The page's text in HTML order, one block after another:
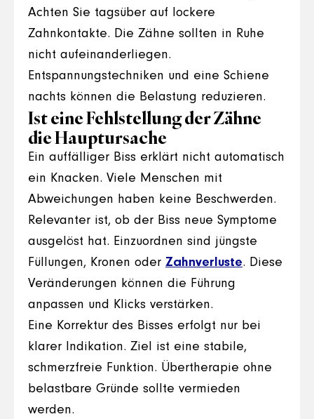
Achten Sie tagsüber auf lockere
Zahnkontakte. Die Zähne sollten in Ruhe
nicht aufeinanderliegen.
Entspannungstechniken und eine Schiene
nachts können die Belastung reduzieren.
Ist eine Fehlstellung der Zähne
die Hauptursache
Ein auffälliger Biss erklärt nicht automatisch
ein Knacken. Viele Menschen mit
Abweichungen haben keine Beschwerden.
Relevanter ist, ob der Biss neue Symptome
ausgelöst hat. Einzuordnen sind jüngste
Füllungen, Kronen oder Zahnverluste. Diese
Veränderungen können die Führung
anpassen und Klicks verstärken.
Eine Korrektur des Bisses erfolgt nur bei
klarer Indikation. Ziel ist eine stabile,
schmerzfreie Funktion. Übertherapie ohne
belastbare Gründe sollte vermieden
werden.